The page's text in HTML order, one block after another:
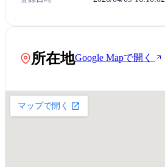
所在地Google Mapで開く